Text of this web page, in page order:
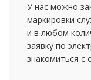
У нас можно
маркировки
и в любом
заявку по
знакомиться с